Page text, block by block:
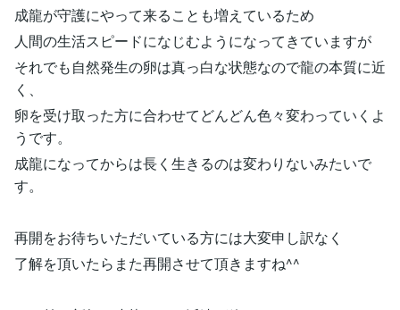
成龍が守護にやって来ることも増えているため
人間の生活スピードになじむようになってきていますが
それでも自然発生の卵は真っ白な状態なので龍の本質に近
く、
卵を受け取った方に合わせてどんどん色々変わっていくよ
うです。
成龍になってからは長く生きるのは変わりないみたいで
す。
再開をお待ちいただいている方には大変申し訳なく
了解を頂いたらまた再開させて頂きますね^^